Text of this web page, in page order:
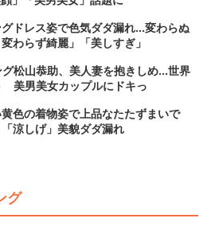
ドレス姿で色気ダダ漏れ...変わらぬ
わらず綺麗」「美しすぎ」
松山恭助、美人妻を抱きしめ...世界
美男美女カップルにドキっ
色の着物姿で上品なたたずまいで
「涼しげ」美貌ダダ漏れ
グ